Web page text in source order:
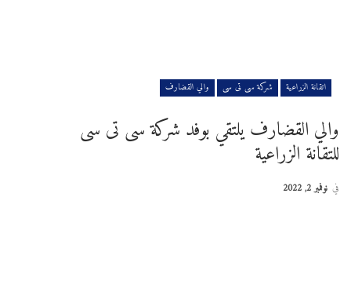
اتقانة الزراعية شركة سى تى سى والي القضارف
والي القضارف يلتقي بوفد شركة سى تى سى
للتقانة الزراعية
في نوفمبر 2, 2022